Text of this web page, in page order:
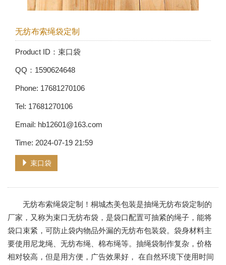
无纺布索绳袋定制
Product ID：束口袋
QQ：1590624648
Phone: 17681270106
Tel: 17681270106
Email: hb12601@163.com
Time: 2024-07-19 21:59
束口袋
无纺布索绳袋定制！桐城杰美包装是抽绳无纺布袋定制的
厂家，又称为束口无纺布袋，是袋口配置可抽紧的绳子，能将
袋口束紧，可防止袋内物品外漏的无纺布包装袋。袋身材料主
要使用尼龙绳、无纺布绳、棉布绳等。抽绳袋制作复杂，价格
相对较高，但是用方便，广告效果好， 在自然环境下使用时间